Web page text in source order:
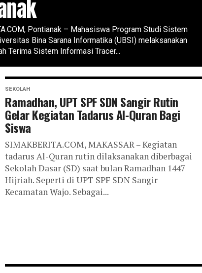
Pontianak – Mahasiswa Program Studi Sistem
Bina Sarana Informatika (UBSI) melaksanakan
Terima Sistem Informasi Tracer...
SEKOLAH
Ramadhan, UPT SPF SDN Sangir Rutin
Gelar Kegiatan Tadarus Al-Quran Bagi
Siswa
SIMAKBERITA.COM, MAKASSAR – Kegiatan
tadarus Al-Quran rutin dilaksanakan diberbagai
Sekolah Dasar (SD) saat bulan Ramadhan 1447
Hijriah. Seperti di UPT SPF SDN Sangir
Kecamatan Wajo. Sebagai...